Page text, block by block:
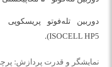
ISOCELL HP5).
نمایشگر و قدرت پردازش: